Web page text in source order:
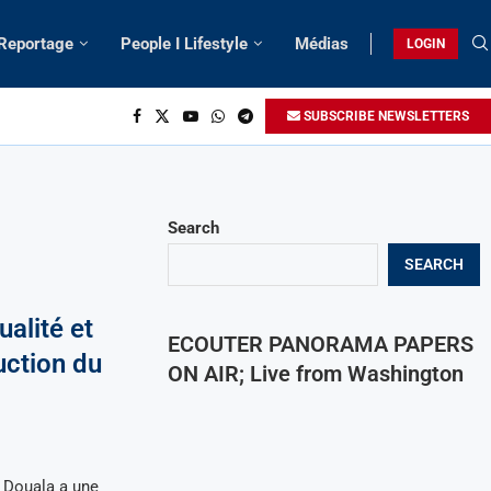
People I Lifestyle Médias LOGIN
SUBSCRIBE NEWSLETTERS
et
du
a une
Search
SEARCH
ECOUTER PANORAMA PAPERS
ON AIR; Live from Washington